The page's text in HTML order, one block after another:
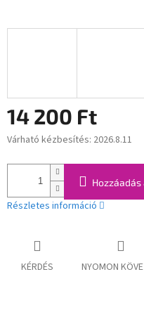
14 200 Ft
Egységár:
Várható kézbesítés: 2026.8.11
Részletes információ
KÉRDÉS NYOMON